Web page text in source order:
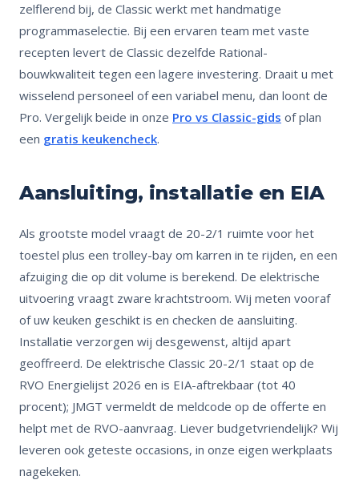
zelflerend bij, de Classic werkt met handmatige
programmaselectie. Bij een ervaren team met vaste
recepten levert de Classic dezelfde Rational-
bouwkwaliteit tegen een lagere investering. Draait u met
wisselend personeel of een variabel menu, dan loont de
Pro. Vergelijk beide in onze Pro vs Classic-gids of plan
een gratis keukencheck.
Aansluiting, installatie en EIA
Als grootste model vraagt de 20-2/1 ruimte voor het
toestel plus een trolley-bay om karren in te rijden, en een
afzuiging die op dit volume is berekend. De elektrische
uitvoering vraagt zware krachtstroom. Wij meten vooraf
of uw keuken geschikt is en checken de aansluiting.
Installatie verzorgen wij desgewenst, altijd apart
geoffreerd. De elektrische Classic 20-2/1 staat op de
RVO Energielijst 2026 en is EIA-aftrekbaar (tot 40
procent); JMGT vermeldt de meldcode op de offerte en
helpt met de RVO-aanvraag. Liever budgetvriendelijk? Wij
leveren ook geteste occasions, in onze eigen werkplaats
nagekeken.